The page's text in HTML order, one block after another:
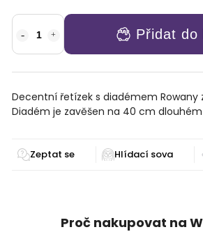
Přidat do
Decentní řetízek s diadémem Rowany
Diadém je zavěšen na 40 cm
Zeptat se
Proč nakupovat na